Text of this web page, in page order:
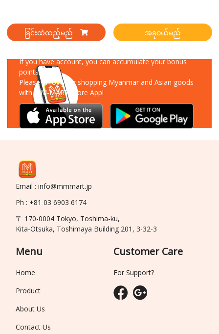
ခြင်းထဲထည့်မည် အခုဝယ်မည်
If you have account, you can accumulate your bonus
points!
Please enjoy your shopping Myanmar and Asian goods
with MM-MART Store App!
Email : info@mmmart.jp
Ph : +81 03 6903 6174
〒 170-0004 Tokyo, Toshima-ku,
Kita-Otsuka, Toshimaya Building 201, 3-32-3
Menu
Home
Product
About Us
Contact Us
Customer Care
For Support?